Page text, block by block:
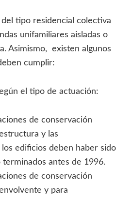
tipo residencial colectiva
unifamiliares aisladas o
Asimismo, existen algunos
cumplir:
el tipo de actuación:
de conservación
y las
los edificios deben haber sido
antes de 1996.
de conservación
y para